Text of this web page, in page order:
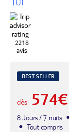
TUI
2218
avis
BEST SELLER
dès 574€
8 Jours / 7 nuits
Tout compris